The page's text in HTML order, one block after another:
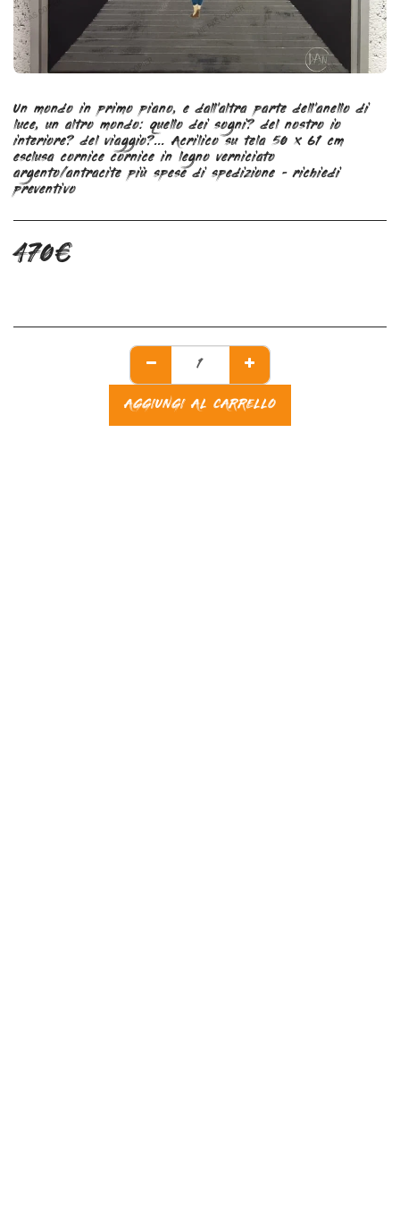
Un mondo in primo piano, e dall'altra parte dell'anello di
luce, un altro mondo: quello dei sogni? del nostro io
interiore? del viaggio?... Acrilico su tela 50 x 61 cm
esclusa cornice cornice in legno verniciato
argento/antracite più spese di spedizione - richiedi
preventivo
470€
AGGIUNGI AL CARRELLO